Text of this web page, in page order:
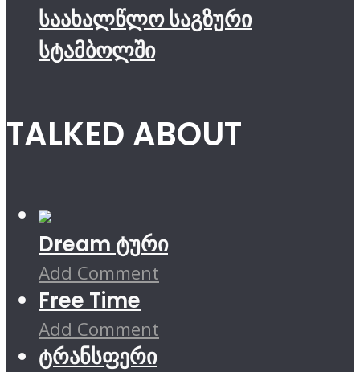
საახალწლო საგზური
სტამბოლში
TALKED ABOUT
Dream ტური
Add Comment
Free Time
Add Comment
ტრანსფერი